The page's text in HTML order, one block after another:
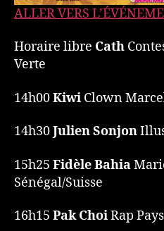
ALLER VERS
Horaire libre Cath
Verte
14h00Kiwi Clown
14h30Julien Sonjon
15h25 Fidèle Bahia
Sénégal/Suisse
16h15 Pak ChoiRap